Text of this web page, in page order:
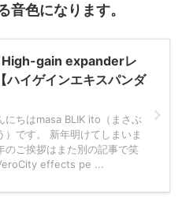
音色になります。
gain expanderレ
ハイゲインエキスパンダ
にちはmasa BLIK ito（まさぶ
）です。 新年明けてしまいま
のご挨拶はまた別の記事で笑
effects pe ...